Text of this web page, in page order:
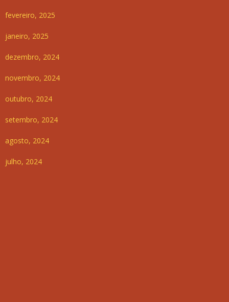
fevereiro, 2025
janeiro, 2025
dezembro, 2024
novembro, 2024
outubro, 2024
setembro, 2024
agosto, 2024
julho, 2024